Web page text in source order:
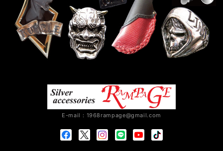
E-mail： 1968rampage@gmail.com